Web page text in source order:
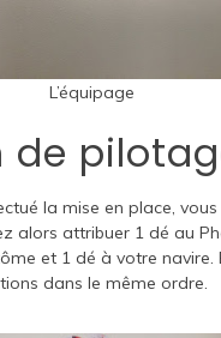
L’équipage
de
la mise en place, vous
alors attribuer 1 dé au
et 1 dé à votre navire.
dans le même ordre.